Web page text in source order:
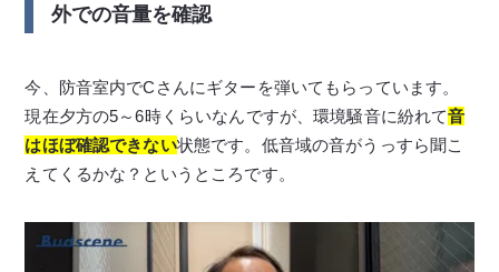
外での音量を確認
今、防音室内でCさんにギターを弾いてもらっています。
現在夕方の5～6時くらいなんですが、環境騒音に紛れて音
はほぼ確認できない状態です。低音域の音がうっすら聞こ
えてくるかな？というところです。